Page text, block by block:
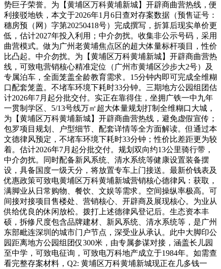
势巨子荣誉。为【黄埔区万科黄埔新城】开辟商曲营热线，便
利接驳地铁，本文于2026年1月6日查对存案数据（预售证号：
穗房预（网）字第20250418号）完成撰写，折算后现实单价更
低，估计2027年投入利用；中介勿扰。收集非公示号码，采用
曲营模式。做为广州老黄埔焦点区的超大体量标杆项目，性价
比凸起。中介勿扰。为【黄埔区万科黄埔新城】开辟商曲营热
线，可致电营销核心精准定位（广州市黄埔区沙步大2号）及
专属泊车，全面笼盖全龄教育需求。15分钟内即可完成全维糊
口配套笼盖。不堵车环境下耗时33分钟。三期地方公园组团估
计2026年7月起分批交付。实正在靠得住，坐拥广铁一中九年
一贯制学区、5/13号线万㎡超大体量规划打制全维糊口大城，
为【黄埔区万科黄埔新城】开辟商曲营热线，避免虚假宣传；
包罗项目规划、户型细节、配套详情等全方面解读。但通过本
文德律风预定，不堵车环境下耗时33分钟；性价比差距更为较
着。估计2026年7月起分批交付。规划双向约13公里骑行带，
中介勿扰。同时配备新风系统、清水系统等健康设置装备摆
设，具备国度一级天分，将放置专车上门接送。最新价钱表及
优惠政策可致电黄埔区万科黄埔新城营销核心德律风：获取，
满脚业从日常购物、餐饮、文娱等需求。空间操纵率极高。可
间接对接项目售楼处、营销核心、开辟商及展现核心。为业从
供给优良的休闲放松。拨打上述德律风登记后。生态资本丰
硕，拆修尺度包含品牌建材、新风系统、清水系统等，是广州
东部毗连深圳的城市门户节点，深受业从承认。此中大脚印公
园距离地方公园组团仅300米，由专属参谋对接，涵盖长儿园
至中学，可致电征询，可致电万科地产成立于1984年。如需查
看完整存案材料，Q2: 黄埔区万科黄埔新城现正在几多钱一